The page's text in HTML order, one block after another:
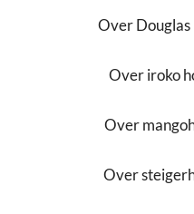
Over
Over iroko
Over
Over